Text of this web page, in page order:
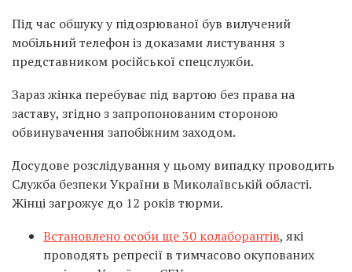
Під час обшуку у підозрюваної був вилучений
мобільний телефон із доказами листування з
представником російської спецслужби.
Зараз жінка перебуває під вартою без права на
заставу, згідно з запропонованим стороною
обвинувачення запобіжним заходом.
Досудове розслідування у цьому випадку проводить
Служба безпеки України в Миколаївській області.
Жінці загрожує до 12 років тюрми.
Встановлено особи ще 30 колаборантів, які
проводять репресії в тимчасово окупованих